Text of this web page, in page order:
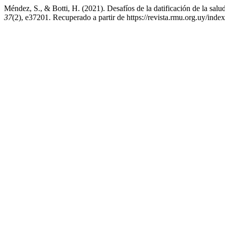
Méndez, S., & Botti, H. (2021). Desafíos de la datificación de la
37(2), e37201. Recuperado a partir de https://revista.rmu.org.uy/